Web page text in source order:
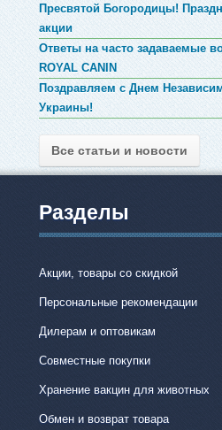
Пресвятой Богородицы!
акции
Ответы на часто задаваемые
ROYAL CANIN
Поздравляем с Днем
Украины!
Все статьи и новости
Разделы
Акции, товары со скидкой
Персональные рекомендации
Дилерам и оптовикам
Совместные покупки
Хранение вакцин для животных
Обмен и возврат товара